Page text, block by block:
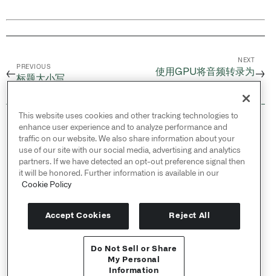
←
PREVIOUS
标题大小写
NEXT
使用GPU将音频转录为→
© 2026 Palantir Technologies Inc. All rights
reserved.
Cookies Statement ↗
Privacy Statement ↗
Terms of Use ↗
Do Not Sell or Share My Personal Information
This website uses cookies and other tracking technologies to
enhance user experience and to analyze performance and
traffic on our website. We also share information about your
use of our site with our social media, advertising and analytics
partners. If we have detected an opt-out preference signal then
it will be honored. Further information is available in our
Cookie Policy
Accept Cookies Reject All
Do Not Sell or Share
My Personal
Information